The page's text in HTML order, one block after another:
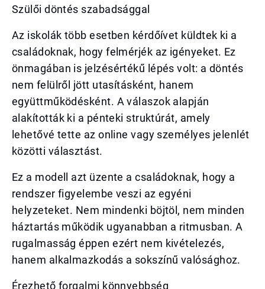
Szülői döntés szabadsággal
Az iskolák több esetben kérdőívet küldtek ki a
családoknak, hogy felmérjék az igényeket. Ez
önmagában is jelzésértékű lépés volt: a döntés
nem felülről jött utasításként, hanem
együttműködésként. A válaszok alapján
alakították ki a pénteki struktúrát, amely
lehetővé tette az online vagy személyes jelenlét
közötti választást.
Ez a modell azt üzente a családoknak, hogy a
rendszer figyelembe veszi az egyéni
helyzeteket. Nem mindenki böjtöl, nem minden
háztartás működik ugyanabban a ritmusban. A
rugalmasság éppen ezért nem kivételezés,
hanem alkalmazkodás a sokszínű valósághoz.
Érezhető forgalmi könnyebbség